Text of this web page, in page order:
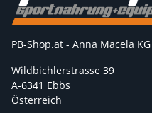
PB-Shop.at - Anna Macela KG
Wildbichlerstrasse 39
A-6341 Ebbs
Österreich